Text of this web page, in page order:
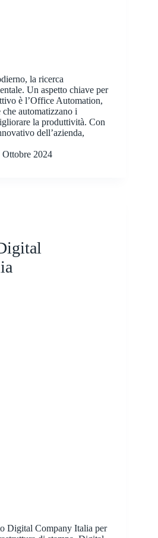
la ricerca
Un aspetto chiave per
è l’Office Automation,
automatizzano i
la produttività. Con
dell’azienda,
Ottobre 2024
Digital Company Italia per